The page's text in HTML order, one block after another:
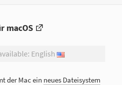
macOS
English
der Mac ein neues Dateisystem